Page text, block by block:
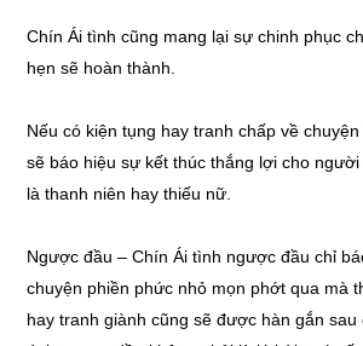
Chín Ái tình cũng mang lại sự chinh phục
hẹn sẽ hoàn thành.
Nếu có kiện tụng hay tranh chấp về
sẽ báo hiệu sự kết thúc thắng lợi cho
là thanh niên hay thiếu nữ.
Ngược đầu – Chín Ái tình ngược đầu chỉ
chuyện phiền phức nhỏ mọn phớt qua mà
hay tranh giành cũng sẽ được hàn gắn sau